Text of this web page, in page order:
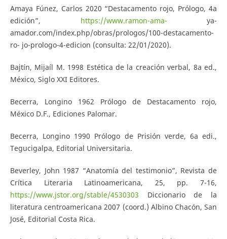
Amaya Fúnez, Carlos 2020 “Destacamento rojo, Prólogo, 4a
edición”, https://www.ramon-ama- ya-
amador.com/index.php/obras/prologos/100-destacamento-
ro- jo-prologo-4-edicion (consulta: 22/01/2020).
Bajtín, Mijaíl M. 1998 Estética de la creación verbal, 8a ed.,
México, Siglo XXI Editores.
Becerra, Longino 1962 Prólogo de Destacamento rojo,
México D.F., Ediciones Palomar.
Becerra, Longino 1990 Prólogo de Prisión verde, 6a edi.,
Tegucigalpa, Editorial Universitaria.
Beverley, John 1987 “Anatomía del testimonio”, Revista de
Crítica Literaria Latinoamericana, 25, pp. 7-16,
https://www.jstor.org/stable/4530303 Diccionario de la
literatura centroamericana 2007 (coord.) Albino Chacón, San
José, Editorial Costa Rica.